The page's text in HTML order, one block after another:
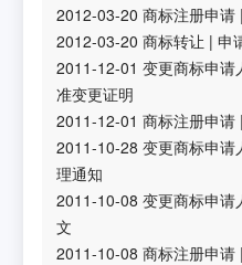
2012-03-20 商标注册申请
2012-03-20 商标转让 |申
2011-12-01 变更商标申请
准变更证明
2011-12-01 商标注册申请
2011-10-28 变更商标申请
理通知
2011-10-08 变更商标申请
文
2011-10-08 商标注册申请